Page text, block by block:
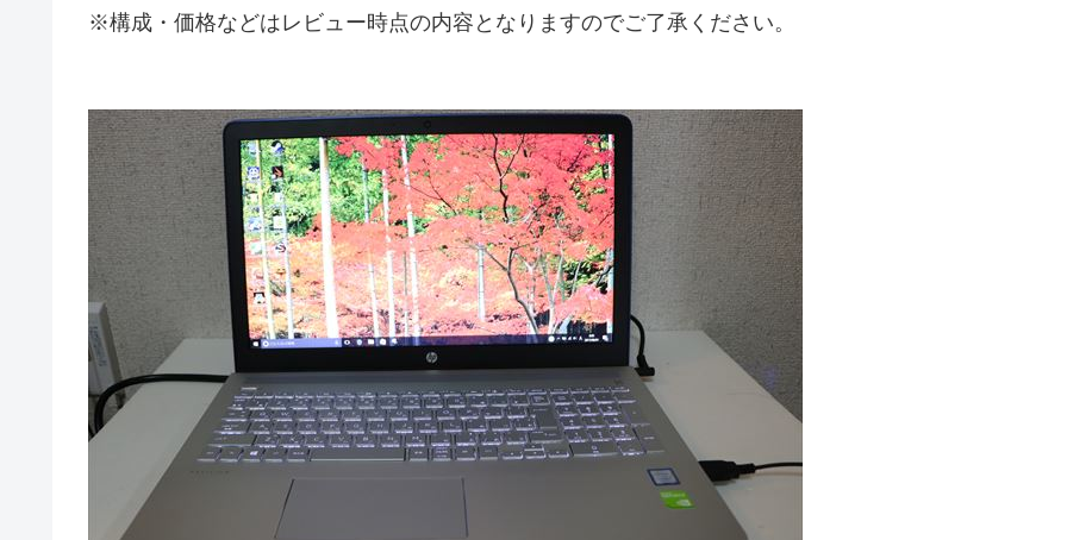
※構成・価格などはレビュー時点の内容となりますのでご了承ください。